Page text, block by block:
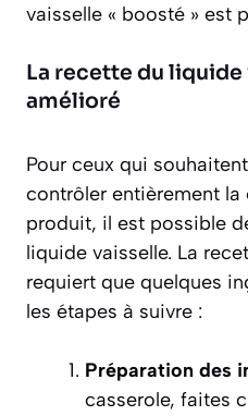
vaisselle « boosté » est
La recette du
amélioré
Pour ceux qui
contrôler entièrement
produit, il est possible
liquide vaisselle. La
requiert que quelques
les étapes à suivre :
Préparation des
casserole, faites